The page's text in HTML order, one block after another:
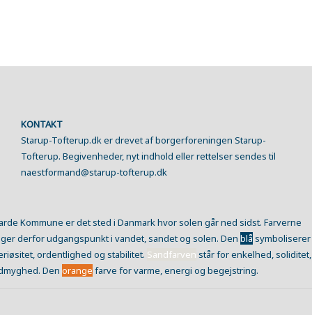
KONTAKT
Starup-Tofterup.dk er drevet af borgerforeningen Starup-
Tofterup. Begivenheder, nyt indhold eller rettelser sendes til
naestformand@starup-tofterup.dk
Kommune er det sted i Danmark hvor solen går ned sidst. Farverne
derfor udgangspunkt i vandet, sandet og solen. Den blå symboliserer
ordentlighed og stabilitet. Sandfarven står for enkelhed, soliditet,
Den orange farve for varme, energi og begejstring.